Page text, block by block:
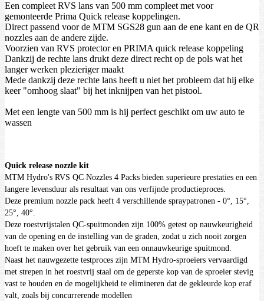
Een compleet RVS lans van 500 mm compleet met voor
gemonteerde Prima Quick release koppelingen.
Direct passend voor de MTM SGS28 gun aan de ene kant en de QR
nozzles aan de andere zijde.
Voorzien van RVS protector en PRIMA quick release koppeling
Dankzij de rechte lans drukt deze direct recht op de pols wat het
langer werken plezieriger maakt
Mede dankzij deze rechte lans heeft u niet het probleem dat hij elke
keer "omhoog slaat" bij het inknijpen van het pistool.
Met een lengte van 500 mm is hij perfect geschikt om uw auto te
wassen
Quick release nozzle kit
MTM Hydro's RVS QC Nozzles 4 Packs bieden superieure prestaties en een
langere levensduur als resultaat van ons verfijnde productieproces.
Deze premium nozzle pack heeft 4 verschillende spraypatronen - 0°, 15°,
25°, 40°.
Deze roestvrijstalen QC-spuitmonden zijn 100% getest op nauwkeurigheid
van de opening en de instelling van de graden, zodat u zich nooit zorgen
hoeft te maken over het gebruik van een onnauwkeurige spuitmond.
Naast het nauwgezette testproces zijn MTM Hydro-sproeiers vervaardigd
met strepen in het roestvrij staal om de geperste kop van de sproeier stevig
vast te houden en de mogelijkheid te elimineren dat de gekleurde kop eraf
valt, zoals bij concurrerende modellen